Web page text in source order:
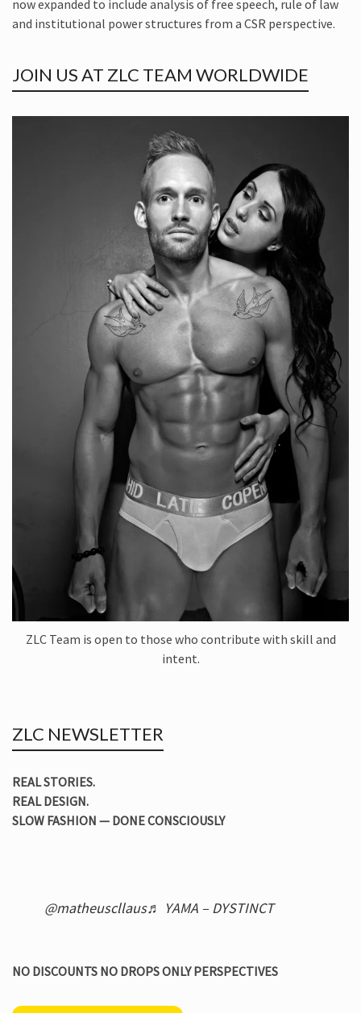
now expanded to include analysis of free speech, rule of law
and institutional power structures from a CSR perspective.
JOIN US AT ZLC TEAM WORLDWIDE
ZLC Team is open to those who contribute with skill and
intent.
ZLC NEWSLETTER
REAL STORIES.
REAL DESIGN.
SLOW FASHION — DONE CONSCIOUSLY
@matheuscllaus♬ YAMA – DYSTINCT
NO DISCOUNTS NO DROPS ONLY PERSPECTIVES